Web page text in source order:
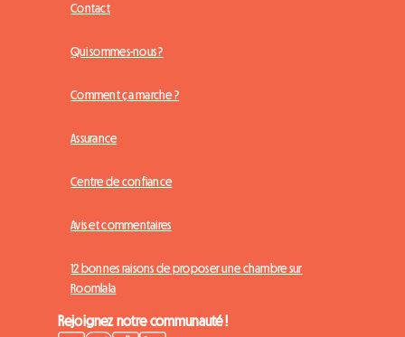
Contact
Qui sommes-nous ?
Comment ça marche ?
Assurance
Centre de confiance
Avis et commentaires
12 bonnes raisons de proposer une chambre sur
Roomlala
Rejoignez notre communauté !